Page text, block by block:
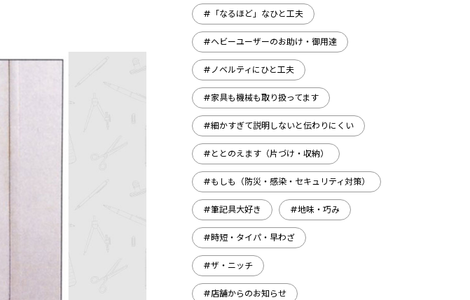
#「なるほど」なひと工夫
#ヘビーユーザーのお助け・御用達
#ノベルティにひと工夫
#家具も機械も取り扱ってます
#細かすぎて説明しないと伝わりにくい
#ととのえます（片づけ・収納）
#もしも（防災・感染・セキュリティ対策）
#筆記具大好き #地味・巧み
#時短・タイパ・早わざ
#ザ・ニッチ
#店舗からのお知らせ